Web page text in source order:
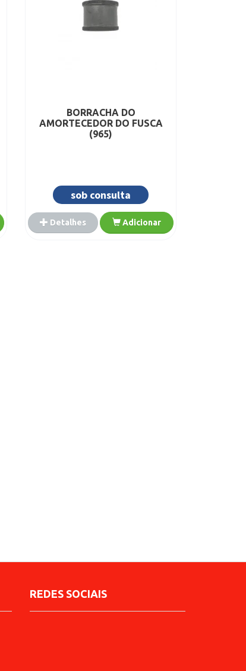
BORRACHA DO
AMORTECEDOR DO FUSCA
(965)
sob consulta
Detalhes Adicionar
REDES SOCIAIS